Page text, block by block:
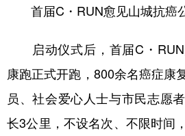
首届C・RUN愈见山城抗癌
启动仪式后，首届C・RUN
康跑正式开跑，800余名癌症康
员、社会爱心人士与市民志愿
长3公里，不设名次、不限时间